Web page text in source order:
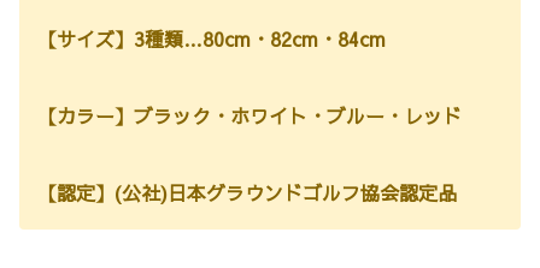
【サイズ】3種類…80cm・82cm・84cm
【カラー】ブラック・ホワイト・ブルー・レッド
【認定】(公社)日本グラウンドゴルフ協会認定品